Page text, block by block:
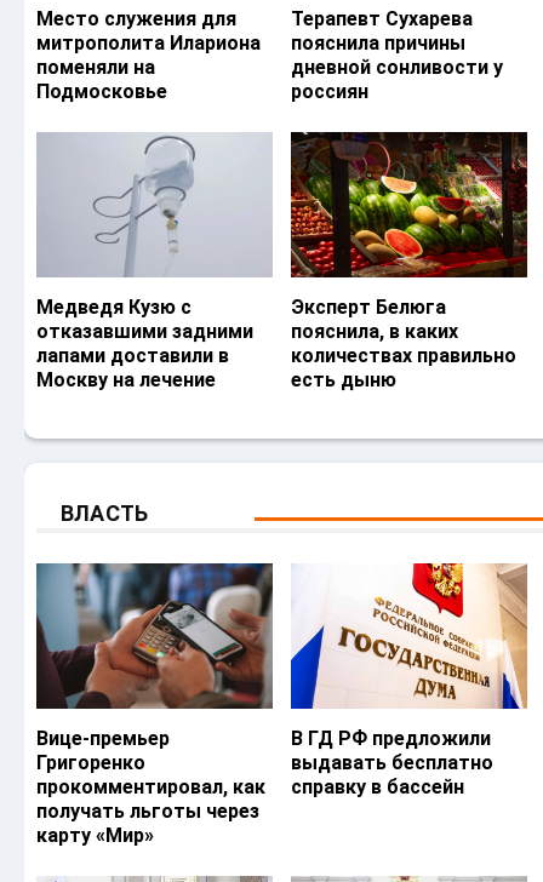
Место служения для
митрополита Илариона
поменяли на
Подмосковье
Терапевт Сухарева
пояснила причины
дневной сонливости у
россиян
Медведя Кузю с
отказавшими задними
лапами доставили в
Москву на лечение
Эксперт Белюга
пояснила, в каких
количествах правильно
есть дыню
ВЛАСТЬ
Вице-премьер
Григоренко
прокомментировал, как
получать льготы через
карту «Мир»
В ГД РФ предложили
выдавать бесплатно
справку в бассейн